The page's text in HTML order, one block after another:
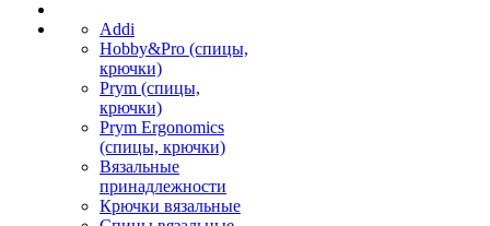
Addi
Hobby&Pro (спицы,
крючки)
Prym (спицы,
крючки)
Prym Ergonomics
(спицы, крючки)
Вязальные
принадлежности
Крючки вязальные